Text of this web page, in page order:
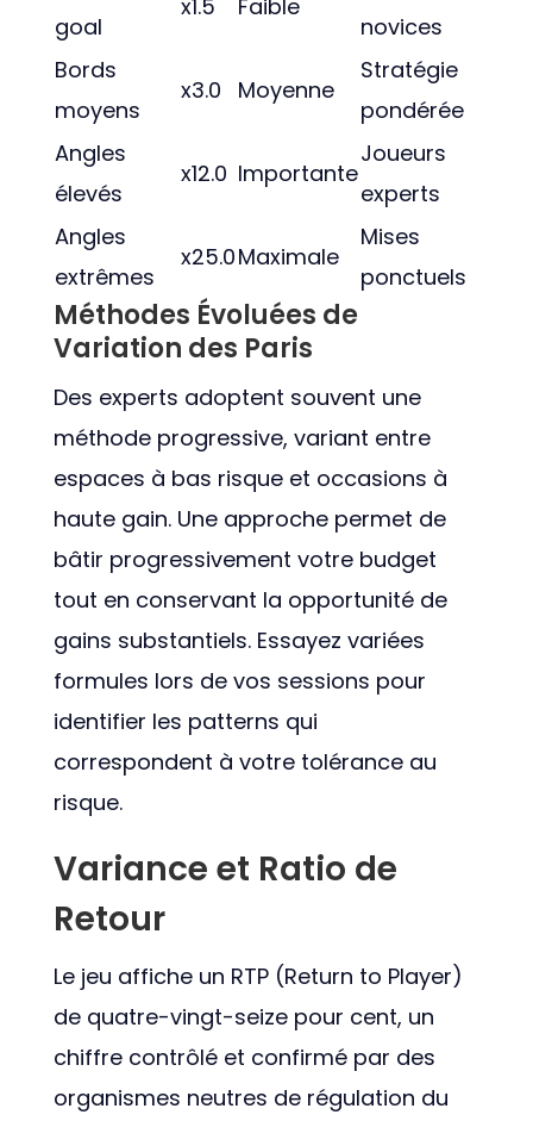
goal
x1.5 Faible
novices
Bords
moyens
x3.0 Moyenne
Stratégie
pondérée
Angles
élevés
x12.0 Importante
Joueurs
experts
Angles
extrêmes
x25.0Maximale
Mises
ponctuels
Méthodes Évoluées de
Variation des Paris
Des experts adoptent souvent une
méthode progressive, variant entre
espaces à bas risque et occasions à
haute gain. Une approche permet de
bâtir progressivement votre budget
tout en conservant la opportunité de
gains substantiels. Essayez variées
formules lors de vos sessions pour
identifier les patterns qui
correspondent à votre tolérance au
risque.
Variance et Ratio de
Retour
Le jeu affiche un RTP (Return to Player)
de quatre-vingt-seize pour cent, un
chiffre contrôlé et confirmé par des
organismes neutres de régulation du